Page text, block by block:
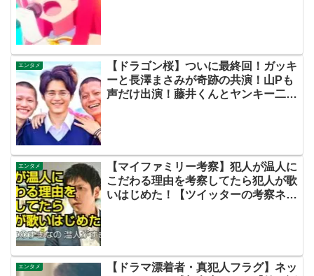
エンタメ
【ドラゴン桜】ついに最終回！ガッキ
ーと長澤まさみが奇跡の共演！山Pも
声だけ出演！藤井くんとヤンキー二人
エンタメ
【マイファミリー考察】犯人が温人に
こだわる理由を考察してたら犯人が歌
いはじめた！【ツイッターの考察ネタ
エンタメ
【ドラマ漂着者・真犯人フラグ】ネッ